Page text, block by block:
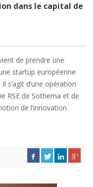
dans le capital de
de prendre une
startup européenne
s’agit d’une opération
RSE de Sothema et de
de l’innovation